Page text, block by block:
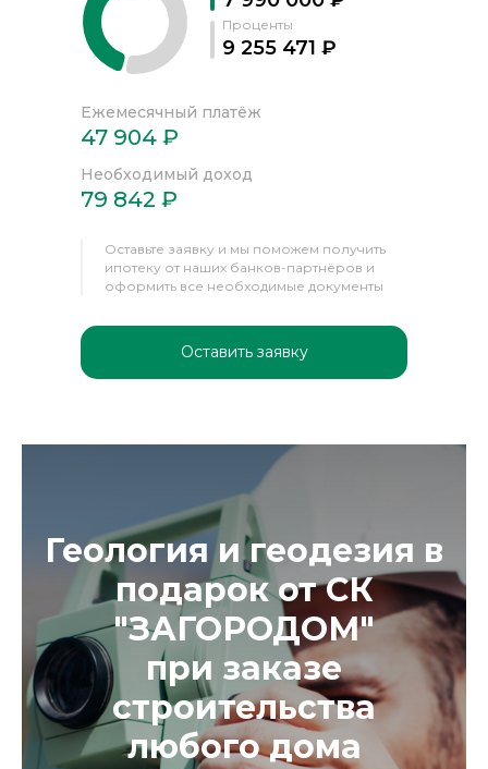
Проценты
9 255 471 ₽
Ежемесячный платёж
47 904 ₽
Необходимый доход
79 842 ₽
Оставьте заявку и мы поможем получить
ипотеку от наших банков-партнёров и
оформить все необходимые документы
Оставить заявку
Геология и геодезия в
подарок от СК
"ЗАГОРОДОМ"
при заказе
строительства
любого дома